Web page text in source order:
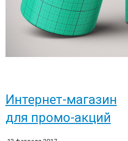
Интернет-магазин
для промо-акций